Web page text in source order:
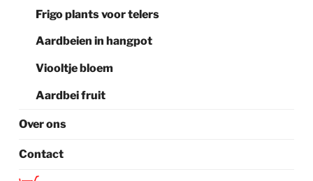
Frigo plants voor telers
Aardbeien in hangpot
Viooltje bloem
Aardbei fruit
Over ons
Contact